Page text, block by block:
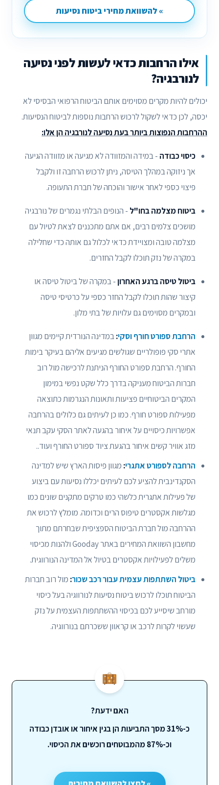
» להשוואת מחירי ביטוח נסיעות
אילו הרחבות כדאי לעשות לפני נסיעה
לנורבגיה?
יכולים להיות מקרים מסוימים אותם הביטוח הרפואי הבסיסי לא
יכסה, לכן כדאי לשקול לרכוש הרחבות נוספות לביטוח הנסיעות.
ההרחבות הנפוצות ביותר בעת נסיעה לנורבגיה הן אלו:
כיסוי כבודה - במידה והמזוודה לא מגיעה או מזוודה הגיעה
אך ניזוקה במהלך הטיסה, ניתן לרכוש הרחבה זו ולקבל
פיצוי כספי לאחר אישור והוכחה של חברת התעופה.
ביטוח מצלמה בחו"ל - הנופים הבלתי נגמרים של נורבגיה
מושכים צלמים רבים, אם אתם מתכננים לצאת לטיול עם
מצלמה טובה ומצויידת כדאי לכלול גם אותה כדי שחלילה
במקרה של נזק תוכלו לקבל החזרים.
ביטול טיסה ברגע האחרון- במקרה של ביטול טיסה או
קיצור שהות תוכלו לקבל החזר כספי על כרטיסי טיסה
ובמקרים מסוימים גם עלויות של בתי מלון.
הרחבת ספורט חורף וסקי:במדינה הנורדית קיימים מגוון
אתרי סקי פופולריים שגולשים מגיעים אליהם בעיקר בימות
החורף. הרחבת ספורט החורף הניתנת לרכישה מול רוב
חברות הביטוח מעניקה בדרך כלל שקט נפשי במימון
המקרים הביטוחיים פציעות ותאונות הנגרמות כתוצאה
מפעילות ספורט חורף. כמו כן לעיתים גם כלולים בהרחבה
אפשרויות כיסויים על איחור בהגעה לאתר הסקי עקב תנאי
מזג אוויר קשים איחור בהגעת ציוד ספורט החורף ועוד..
הרחבה לספורט אתגרי: מגוון פיסות הארץ שיש למדינה
הסקנדינבית להציע לכם לעיתים יכללו נסיעות עם ביצוע
של פעילות אתגרית כלשהי כמו טרקים מתקנים שונים כמו
מגלשות אקסטרים טיפוס הרים וכדומה. מומלץ לרכוש את
ההרחבה מול חברת הביטוח הספציפית שבחרתם מתוך
מחשבון השוואת המחירים באתר Gooday ולהנות מכיסוי
משלים לפעילויות אקסטרים בטיול אל המדינה הנורווגית.
ביטול השתתפות עצמית עבור רכב שכור: מול רוב חברות
הביטוח תוכלו לרכוש ביטוח נסיעות לנורווגיה בעל כיסוי
מורחב שיסייע לכם בכיסוי ההשתתפות העצמית על נזק
שעשוי לקרות לרכב או קראוון ששכרתם בנורווגיה.
האם ידעת?
כ-31% מסך התביעות הן בגין איחור או אובדן כבודה
וכ-87% מהמבוטחים רוכשים את הכיסוי.